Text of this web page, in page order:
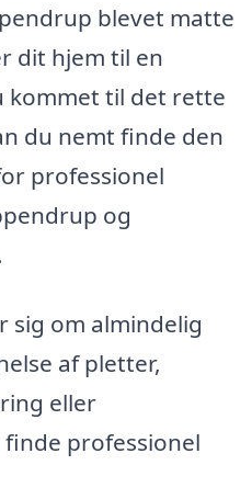
blevet matte
dit hjem til en
kommet til det rette
du nemt finde den
professionel
og
sig om almindelig
af pletter,
eller
professionel